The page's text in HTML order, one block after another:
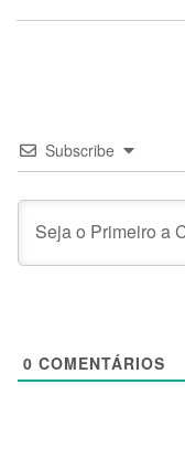
Subscribe
0 COMENTÁRIOS